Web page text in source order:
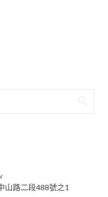
山路二段488號之1